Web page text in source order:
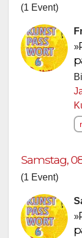
(1 Event)
Samstag,
(1 Event)